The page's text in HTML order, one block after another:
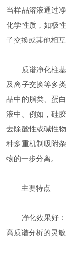
当样品溶液通过
化学性质，如极
子交换或其他相
质谱净化柱基
及离子交换等多
品中的脂类、蛋
液中。例如，硅
去除酸性或碱性
种多重机制吸附
物的一步分离。
主要特点
净化效果好：
高质谱分析的灵敏